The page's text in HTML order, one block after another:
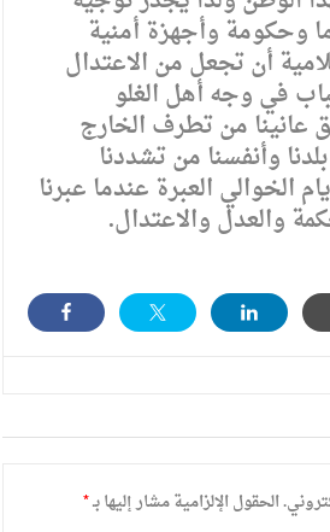
وحكومة وأجهزة أمنية
أن تجعل من الاعتدال
في وجه أهل الغلو
عانينا من تطرف الخارج
وأنفسنا من تشددنا
الخوالي العبرة عندما عبرنا
والعدل والاعتدال.
الحقول الإلزامية مشار إليها بـ*